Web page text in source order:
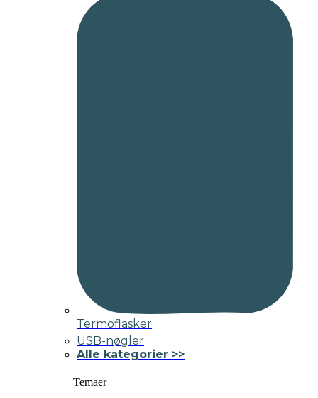
Termoflasker
USB-nøgler
Alle kategorier >>
Temaer